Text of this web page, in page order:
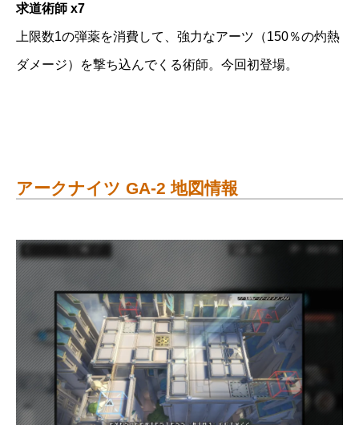
求道術師 x7
上限数1の弾薬を消費して、強力なアーツ（150％の灼熱
ダメージ）を撃ち込んでくる術師。今回初登場。
アークナイツ GA-2 地図情報